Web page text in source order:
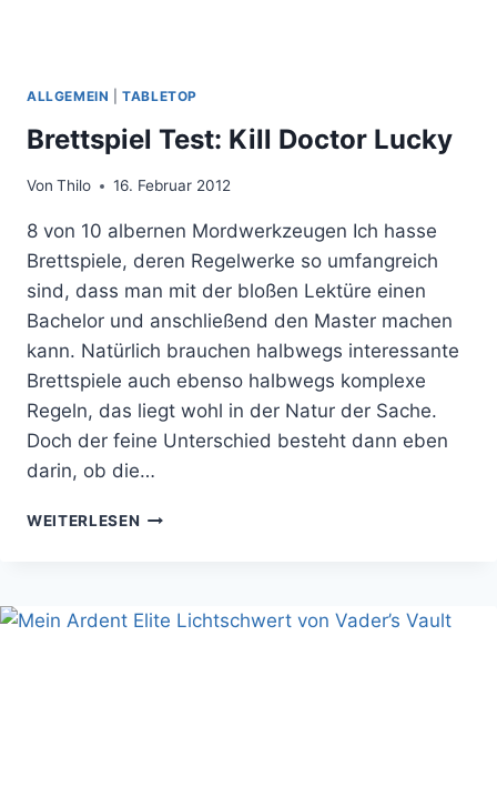
ALLGEMEIN |TABLETOP
Brettspiel Test: Kill Doctor Lucky
Von Thilo 16. Februar 2012
8 von 10 albernen Mordwerkzeugen Ich hasse
Brettspiele, deren Regelwerke so umfangreich
sind, dass man mit der bloßen Lektüre einen
Bachelor und anschließend den Master machen
kann. Natürlich brauchen halbwegs interessante
Brettspiele auch ebenso halbwegs komplexe
Regeln, das liegt wohl in der Natur der Sache.
Doch der feine Unterschied besteht dann eben
darin, ob die…
WEITERLESEN BRETTSPIEL